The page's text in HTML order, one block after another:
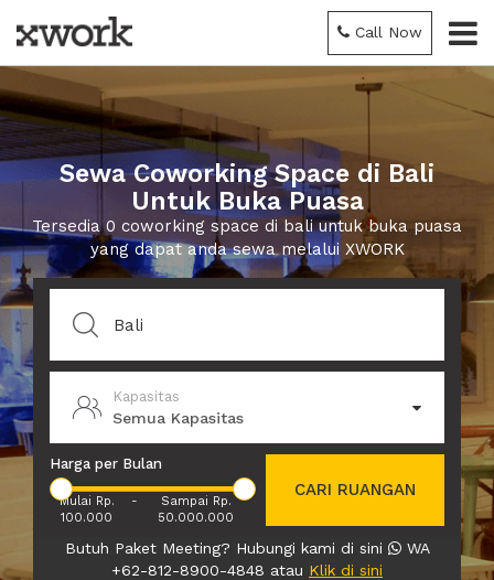
Call Now
Sewa Coworking Space di Bali
Untuk Buka Puasa
Tersedia 0 coworking space di bali untuk buka puasa
yang dapat anda sewa melalui XWORK
Kapasitas
Semua Kapasitas
Harga per Bulan
Mulai Rp.
100.000
-
Sampai Rp.
50.000.000
CARI RUANGAN
Butuh Paket Meeting? Hubungi kami di sini
WA
+62-812-8900-4848 atau Klik di sini